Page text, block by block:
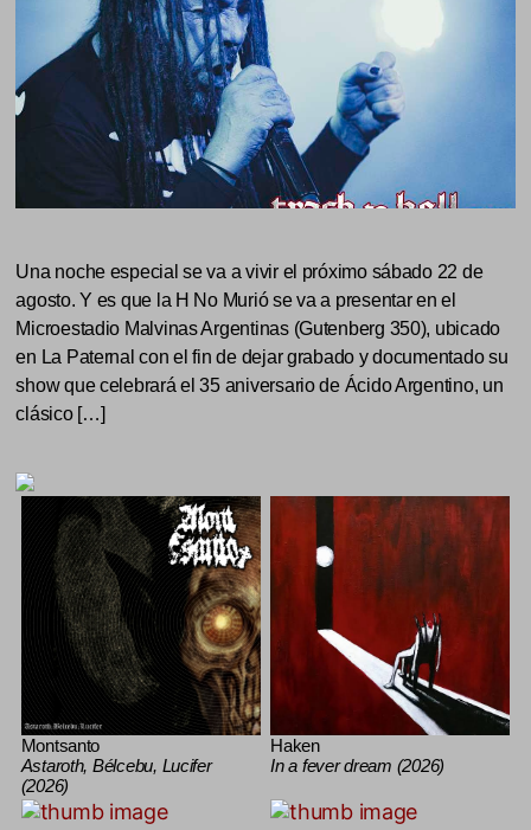
Una noche especial se va a vivir el próximo sábado 22 de
agosto. Y es que la H No Murió se va a presentar en el
Microestadio Malvinas Argentinas (Gutenberg 350), ubicado
en La Paternal con el fin de dejar grabado y documentado su
show que celebrará el 35 aniversario de Ácido Argentino, un
clásico […]
Montsanto
Astaroth, Bélcebu, Lucifer
(2026)
Haken
In a fever dream (2026)